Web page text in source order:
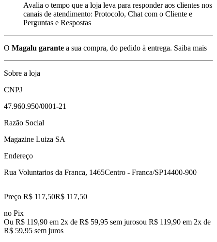
Avalia o tempo que a loja leva para responder aos clientes nos
canais de atendimento: Protocolo, Chat com o Cliente e
Perguntas e Respostas
O Magalu garante a sua compra, do pedido à entrega. Saiba mais
Sobre a loja
CNPJ
47.960.950/0001-21
Razão Social
Magazine Luiza SA
Endereço
Rua Voluntarios da Franca, 1465Centro - Franca/SP14400-900
Preço R$ 117,50R$ 117,50
no Pix
Ou R$ 119,90 em 2x de R$ 59,95 sem jurosou R$ 119,90 em 2x de
R$ 59,95 sem juros